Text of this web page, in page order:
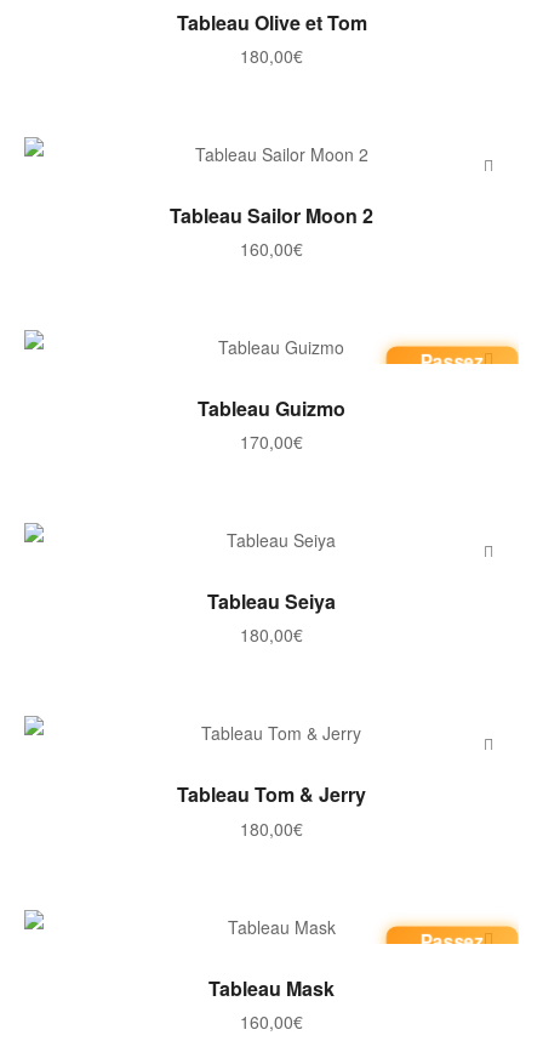
AJOUTER AU PANIER
Tableau Olive et Tom
180,00€
AJOUTER AU PANIER
Tableau Sailor Moon 2
160,00€
Passez
AJOUTER AU PANIER
Tableau Guizmo
170,00€
AJOUTER AU PANIER
Tableau Seiya
180,00€
AJOUTER AU PANIER
Tableau Tom & Jerry
180,00€
Passez
AJOUTER AU PANIER
Tableau Mask
160,00€